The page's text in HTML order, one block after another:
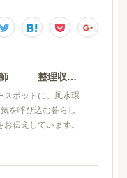
大阪北摂 風水師 整理収納士 松元広美
スポットに。風水環
を呼び込む暮らし
伝えしています。